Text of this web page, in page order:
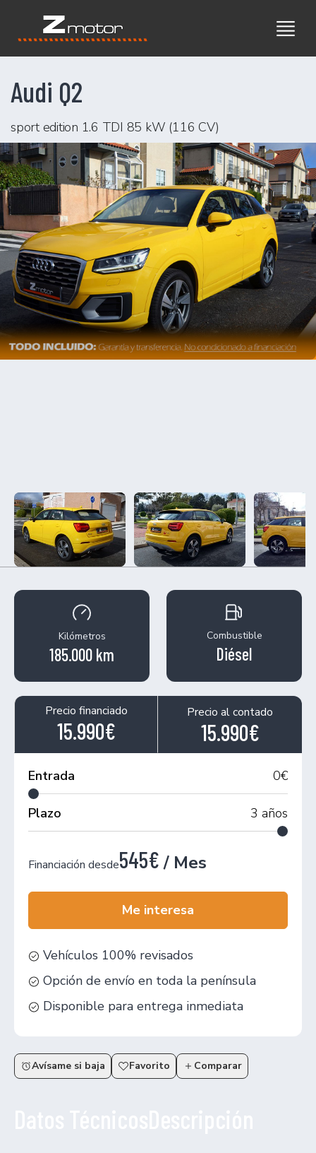
Audi Q2
sport edition 1.6 TDI 85 kW (116 CV)
Kilómetros
185.000 km
Combustible
Diésel
Precio financiado
15.990€
Precio al contado
15.990€
Entrada 0€
Plazo 3 años
Financiación desde545€ / Mes
Me interesa
Vehículos 100% revisados
Opción de envío en toda la península
Disponible para entrega inmediata
Avísame si baja Favorito Comparar